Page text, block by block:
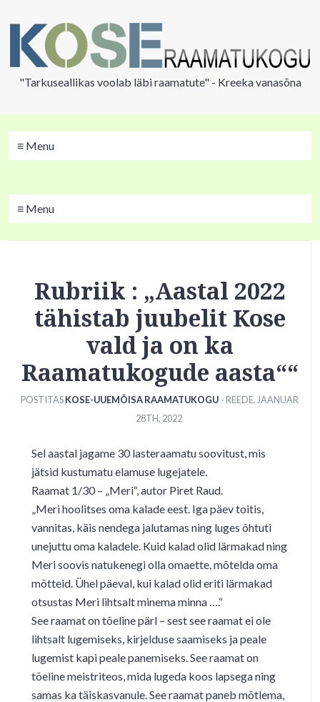
"Tarkuseallikas voolab läbi raamatute" - Kreeka vanasõna
≡ Menu
≡ Menu
Rubriik : „Aastal 2022
tähistab juubelit Kose
vald ja on ka
Raamatukogude aasta““
POSTITASKOSE-UUEMÕISA RAAMATUKOGU · REEDE, JAANUAR
28TH, 2022
Sel aastal jagame 30 lasteraamatu soovitust, mis
jätsid kustumatu elamuse lugejatele.
Raamat 1/30 – „Meri“, autor Piret Raud.
„Meri hoolitses oma kalade eest. Iga päev toitis,
vannitas, käis nendega jalutamas ning luges õhtuti
unejuttu oma kaladele. Kuid kalad olid lärmakad ning
Meri soovis natukenegi olla omaette, mõtelda oma
mõtteid. Ühel päeval, kui kalad olid eriti lärmakad
otsustas Meri lihtsalt minema minna ….“
See raamat on tõeline pärl – sest see raamat ei ole
lihtsalt lugemiseks, kirjelduse saamiseks ja peale
lugemist kapi peale panemiseks. See raamat on
tõeline meistriteos, mida lugeda koos lapsega ning
samas ka täiskasvanule. See raamat paneb mõtlema,